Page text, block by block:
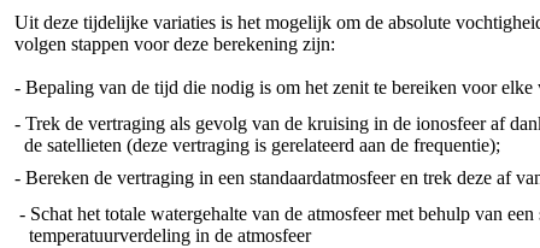
Uit deze tijdelijke variaties is het mogelijk om de absolute
volgen stappen voor deze berekening zijn:
- Bepaling van de tijd die nodig is om het zenit te bereiken voor
- Trek de vertraging als gevolg van de kruising in de ionosfeer af
de satellieten (deze vertraging is gerelateerd aan de frequentie);
- Bereken de vertraging in een standaardatmosfeer en trek deze af
- Schat het totale watergehalte van de atmosfeer met behulp van
temperatuurverdeling in de atmosfeer